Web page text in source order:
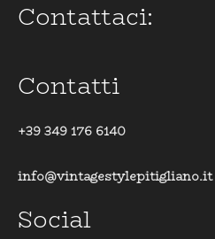
Contattaci:
Contatti
+39 349 176 6140
info@vintagestylepitigliano.it
Social